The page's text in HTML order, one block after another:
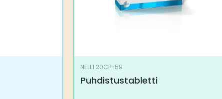
NELL1 20CP-59
Puhdistustabletti